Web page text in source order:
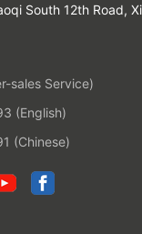
South 12th Road,
sales Service)
(English)
(Chinese)